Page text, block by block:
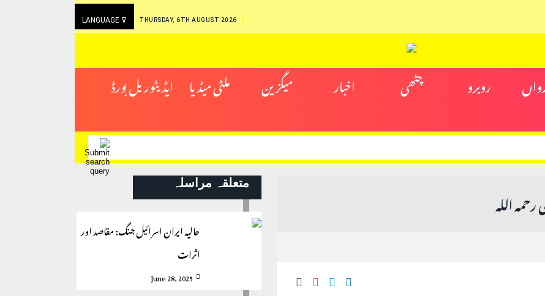
LANGUAGE ⊽ THURSDAY, 6TH AUGUST 2026
روبرو چٹھی اخبار میگزین ملٹی میڈیا ایڈیٹوریل بورڈ
اللہ
متعلقہ مراسلہ
حالیہ ایران اسرائیل جنگ: مقاصد اور
اثرات
June 28, 2025